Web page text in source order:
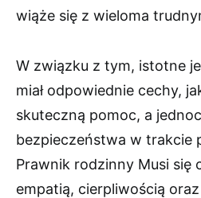
wiąże się z wieloma
W związku z tym, istotne
miał odpowiednie cechy,
skuteczną pomoc, a
bezpieczeństwa w trakcie
Prawnik rodzinny Musi się
empatią, cierpliwością